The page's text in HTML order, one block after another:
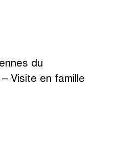
du
Visite en famille